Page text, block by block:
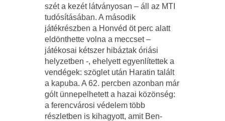
szét a kezét látványosan – áll az MTI
tudósításában. A második
játékrészben a Honvéd öt perc alatt
eldönthette volna a meccset –
játékosai kétszer hibáztak óriási
helyzetben -, ehelyett egyenlítettek a
vendégek: szöglet után Haratin talált
a kapuba. A 62. percben azonban már
gólt ünnepelhetett a hazai közönség:
a ferencvárosi védelem több
részletben is kihagyott, amit Ben-